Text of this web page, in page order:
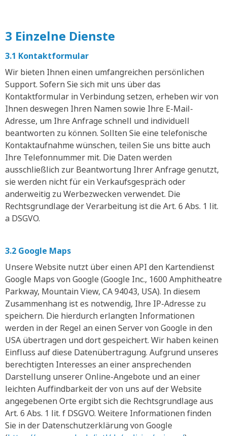
3 Einzelne Dienste
3.1 Kontaktformular
Wir bieten Ihnen einen umfangreichen persönlichen
Support. Sofern Sie sich mit uns über das
Kontaktformular in Verbindung setzen, erheben wir von
Ihnen deswegen Ihren Namen sowie Ihre E-Mail-
Adresse, um Ihre Anfrage schnell und individuell
beantworten zu können. Sollten Sie eine telefonische
Kontaktaufnahme wünschen, teilen Sie uns bitte auch
Ihre Telefonnummer mit. Die Daten werden
ausschließlich zur Beantwortung Ihrer Anfrage genutzt,
sie werden nicht für ein Verkaufsgespräch oder
anderweitig zu Werbezwecken verwendet. Die
Rechtsgrundlage der Verarbeitung ist die Art. 6 Abs. 1 lit.
a DSGVO.
3.2 Google Maps
Unsere Website nutzt über einen API den Kartendienst
Google Maps von Google (Google Inc., 1600 Amphitheatre
Parkway, Mountain View, CA 94043, USA). In diesem
Zusammenhang ist es notwendig, Ihre IP-Adresse zu
speichern. Die hierdurch erlangten Informationen
werden in der Regel an einen Server von Google in den
USA übertragen und dort gespeichert. Wir haben keinen
Einfluss auf diese Datenübertragung. Aufgrund unseres
berechtigten Interesses an einer ansprechenden
Darstellung unserer Online-Angebote und an einer
leichten Auffindbarkeit der von uns auf der Website
angegebenen Orte ergibt sich die Rechtsgrundlage aus
Art. 6 Abs. 1 lit. f DSGVO. Weitere Informationen finden
Sie in der Datenschutzerklärung von Google